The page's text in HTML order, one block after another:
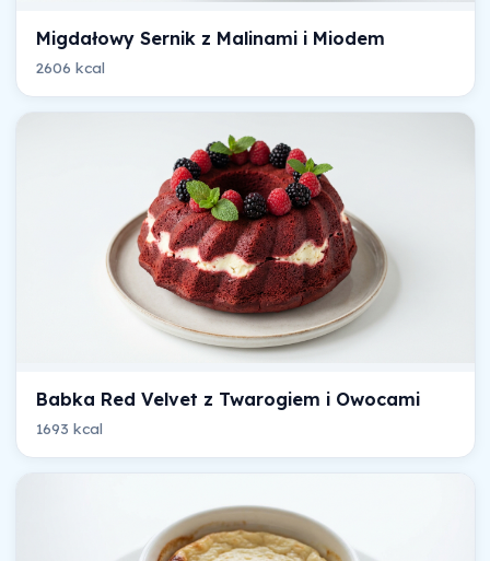
Migdałowy Sernik z Malinami i Miodem
2606 kcal
Babka Red Velvet z Twarogiem i Owocami
1693 kcal